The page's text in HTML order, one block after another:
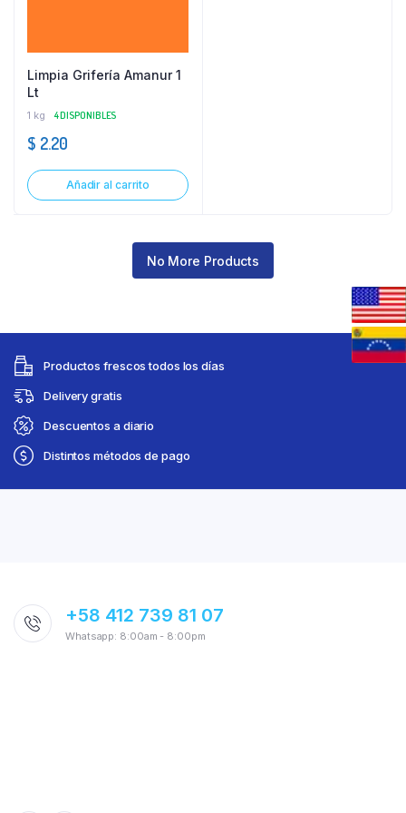
Limpia Grifería Amanur 1
Lt
1 kg 4 DISPONIBLES
$ 2.20
Añadir al carrito
No More Products
Productos frescos todos los días
Delivery gratis
Descuentos a diario
Distintos métodos de pago
+58 412 739 81 07
Whatsapp: 8:00am - 8:00pm